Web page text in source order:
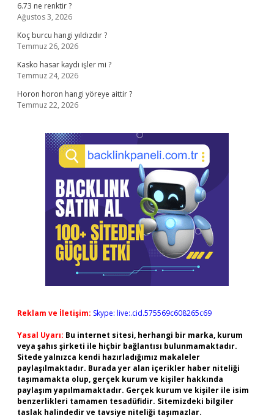
6.73 ne renktir ?
Ağustos 3, 2026
Koç burcu hangi yıldızdır ?
Temmuz 26, 2026
Kasko hasar kaydı işler mi ?
Temmuz 24, 2026
Horon horon hangi yöreye aittir ?
Temmuz 22, 2026
Reklam ve İletişim: Skype: live:.cid.575569c608265c69
Yasal Uyarı: Bu internet sitesi, herhangi bir marka, kurum
veya şahıs şirketi ile hiçbir bağlantısı bulunmamaktadır.
Sitede yalnızca kendi hazırladığımız makaleler
paylaşılmaktadır. Burada yer alan içerikler haber niteliği
taşımamakta olup, gerçek kurum ve kişiler hakkında
paylaşım yapılmamaktadır. Gerçek kurum ve kişiler ile isim
benzerlikleri tamamen tesadüfidir. Sitemizdeki bilgiler
taslak halindedir ve tavsiye niteliği taşımazlar.